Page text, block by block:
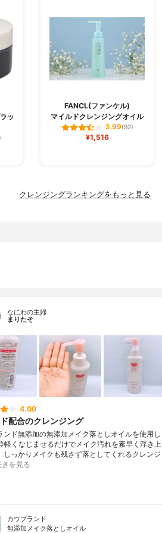
ッ
FANCL(ファンケル)
マイルドクレンジングオイル
3.99(92)
¥1,516
クレンジングランキングをもっと見る
なにわの主婦
まりたそ
4.00
配合のクレンジング
ンド無添加の無添加メイク落としオイルを使用し
軽くなじませるだけでメイク汚れを素早く浮き上
しっかりメイクも残さず落としてくれるクレンジ
きを見る
カウブランド
無添加メイク落としオイル